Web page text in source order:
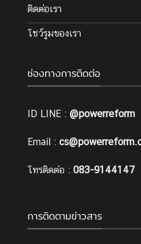
ติดต่อเรา
โชว์รูมของเรา
ช่องทางการติดต่อ
ID LINE : @powerreform
Email :
โทรติดต่อ : 083-9144147
การติดตามข่าวสาร